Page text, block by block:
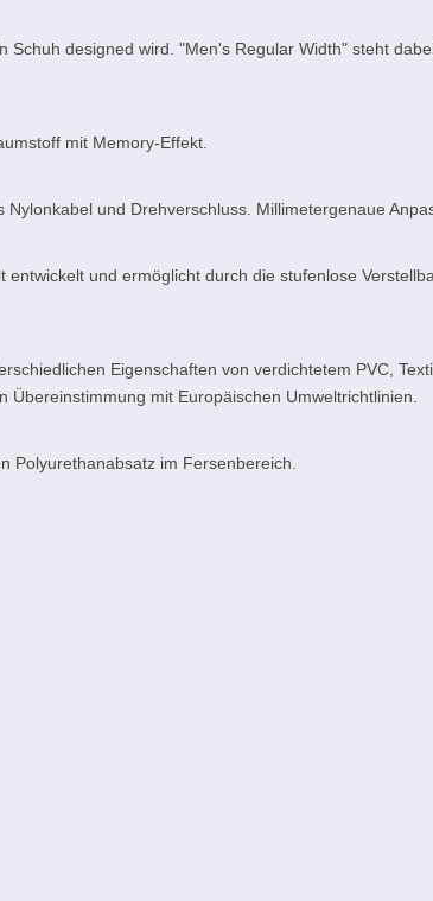
designed wird. "Men's Regular Width" steht
mit Memory-Effekt.
und Drehverschluss. Millimetergenaue
und ermöglicht durch die stufenlose
Eigenschaften von verdichtetem PVC,
mit Europäischen Umweltrichtlinien.
Polyurethanabsatz im Fersenbereich.